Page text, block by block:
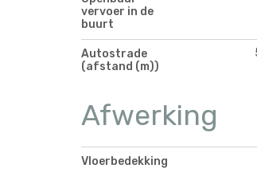
vervoer in de
buurt
Autostrade
(afstand (m))
Afwerking
Vloerbedekking